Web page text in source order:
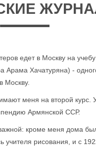
едет в Москву на
Арама Хачатуряна) -
Москву.
меня на второй курс.
Армянской ССР.
кроме меня дома
учителя рисования, и с